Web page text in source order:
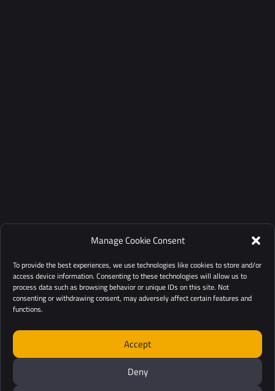
Manage Cookie Consent
To provide the best experiences, we use technologies like cookies to store and/or
access device information. Consenting to these technologies will allow us to
process data such as browsing behavior or unique IDs on this site. Not
consenting or withdrawing consent, may adversely affect certain features and
functions.
Accept
Deny